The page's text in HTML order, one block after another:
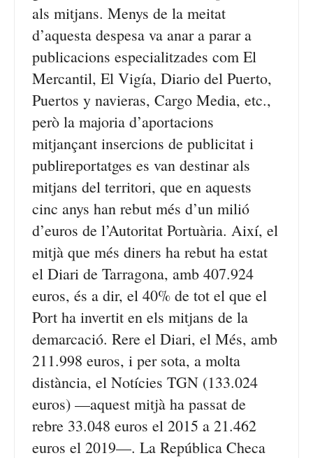
als mitjans. Menys de la meitat
d’aquesta despesa va anar a parar a
publicacions especialitzades com El
Mercantil, El Vigía, Diario del Puerto,
Puertos y navieras, Cargo Media, etc.,
però la majoria d’aportacions
mitjançant insercions de publicitat i
publireportatges es van destinar als
mitjans del territori, que en aquests
cinc anys han rebut més d’un milió
d’euros de l’Autoritat Portuària. Així, el
mitjà que més diners ha rebut ha estat
el Diari de Tarragona, amb 407.924
euros, és a dir, el 40% de tot el que el
Port ha invertit en els mitjans de la
demarcació. Rere el Diari, el Més, amb
211.998 euros, i per sota, a molta
distància, el Notícies TGN (133.024
euros) —aquest mitjà ha passat de
rebre 33.048 euros el 2015 a 21.462
euros el 2019—. La República Checa